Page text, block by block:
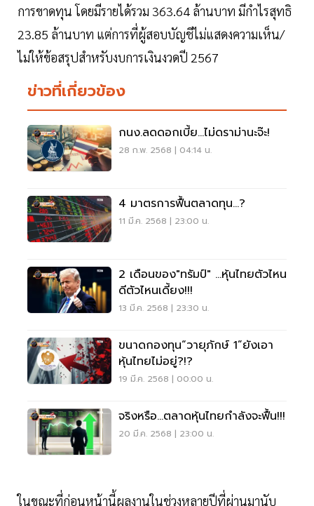
การขาดทุน โดยมีรายได้รวม 363.64 ล้านบาท มีกำไรสุทธิ
23.85 ล้านบาท แต่การที่ผู้สอบบัญชีไม่แสดงความเห็น/
ไม่ให้ข้อสรุปสำหรับงบการเงินงวดปี 2567
ข่าวที่เกี่ยวข้อง
กนง.ลดดอกเบี้ย...ไม่ดราม่านะจ๊ะ!
28 ก.พ. 2568 | 04:14 น.
4 มาตรการฟื้นตลาดทุน…?
11 มี.ค. 2568 | 23:00 น.
2 เดือนของ"ทรัมป์" ...หุ้นไทยตัวไหน
ดีตัวไหนเดี้ยง!!!
13 มี.ค. 2568 | 23:30 น.
ขนาดกองทุน“วายุภักษ์ 1”ยังเอา
หุ้นไทยไม่อยู่?!?
19 มี.ค. 2568 | 00:00 น.
จริงหรือ...ตลาดหุ้นไทยกำลังจะฟื้น!!!
20 มี.ค. 2568 | 23:00 น.
ในขณะที่ก่อนหน้านี้ผลงานในช่วงหลายปีที่ผ่านมานับ